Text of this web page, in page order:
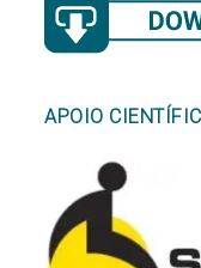
APOIO